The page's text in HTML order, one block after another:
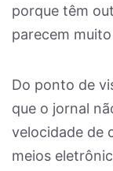
porque têm
parecem
Do ponto de
que o jornal
velocidade de
meios